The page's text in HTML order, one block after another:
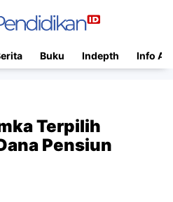
Buku Indepth Info
Terpilih
Pensiun